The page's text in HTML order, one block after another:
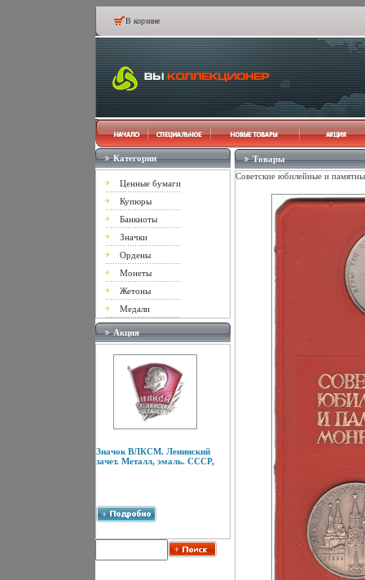
В корзине
Категории
Ценные бумаги
Купюры
Банкноты
Значки
Ордены
Монеты
Жетоны
Медали
Акция
Значок ВЛКСМ. Ленинский
зачет. Металл, эмаль. СССР,
Товары
Советские юбилейные и